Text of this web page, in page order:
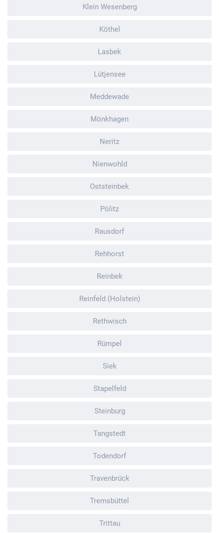
Klein Wesenberg
Köthel
Lasbek
Lütjensee
Meddewade
Mönkhagen
Neritz
Nienwohld
Oststeinbek
Pölitz
Rausdorf
Rehhorst
Reinbek
Reinfeld (Holstein)
Rethwisch
Rümpel
Siek
Stapelfeld
Steinburg
Tangstedt
Todendorf
Travenbrück
Tremsbüttel
Trittau